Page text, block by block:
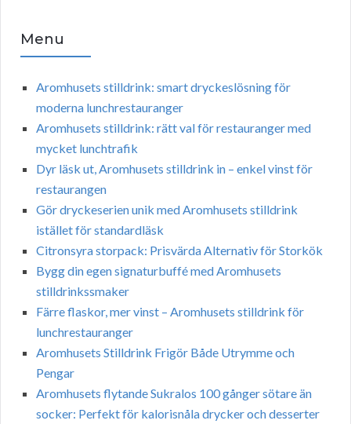
Menu
Aromhusets stilldrink: smart dryckeslösning för
moderna lunchrestauranger
Aromhusets stilldrink: rätt val för restauranger med
mycket lunchtrafik
Dyr läsk ut, Aromhusets stilldrink in – enkel vinst för
restaurangen
Gör dryckeserien unik med Aromhusets stilldrink
istället för standardläsk
Citronsyra storpack: Prisvärda Alternativ för Storkök
Bygg din egen signaturbuffé med Aromhusets
stilldrinkssmaker
Färre flaskor, mer vinst – Aromhusets stilldrink för
lunchrestauranger
Aromhusets Stilldrink Frigör Både Utrymme och
Pengar
Aromhusets flytande Sukralos 100 gånger sötare än
socker: Perfekt för kalorisnåla drycker och desserter